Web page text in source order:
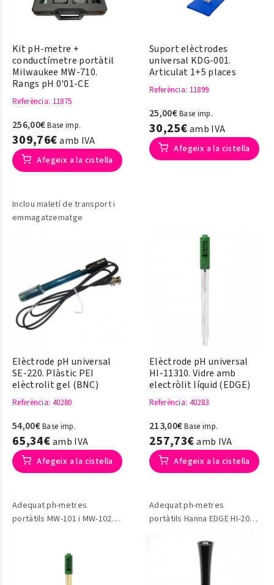
Kit pH-metre +
conductímetre portàtil
Milwaukee MW-710.
Rangs pH 0'01-CE
Referència: 11875
256,00€Base imp.
309,76€amb IVA
Afegeix a la cistella
Inclou maletí de transport i
emmagatzematge
Suport elèctrodes
universal KDG-001.
Articulat 1+5 places
Referència: 11899
25,00€Base imp.
30,25€amb IVA
Afegeix a la cistella
Elèctrode pH universal
SE-220. Plàstic PEI
elèctrolit gel (BNC)
Referència: 40280
54,00€Base imp.
65,34€amb IVA
Afegeix a la cistella
Adequat ph-metres
portàtils MW-101 i MW-102
Elèctrode pH universal
HI-11310. Vidre amb
electròlit líquid (EDGE)
Referència: 40283
213,00€Base imp.
257,73€amb IVA
Afegeix a la cistella
Adequat ph-metres
portàtils Hanna EDGE HI-2020
Marca Hanna